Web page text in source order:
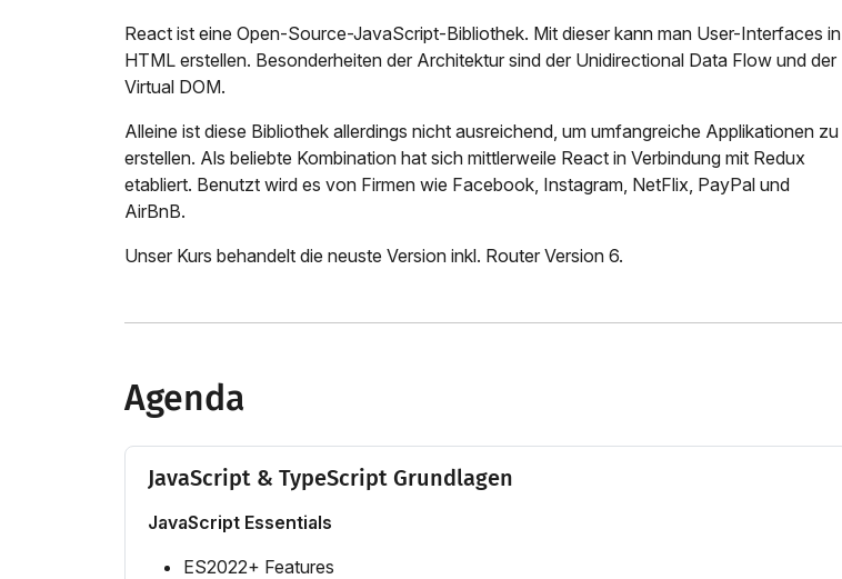
React ist eine Open-Source-JavaScript-Bibliothek. Mit dieser kann man User-Interfaces in
HTML erstellen. Besonderheiten der Architektur sind der Unidirectional Data Flow und der
Virtual DOM.
Alleine ist diese Bibliothek allerdings nicht ausreichend, um umfangreiche Applikationen zu
erstellen. Als beliebte Kombination hat sich mittlerweile React in Verbindung mit Redux
etabliert. Benutzt wird es von Firmen wie Facebook, Instagram, NetFlix, PayPal und
AirBnB.
Unser Kurs behandelt die neuste Version inkl. Router Version 6.
Agenda
JavaScript & TypeScript Grundlagen
JavaScript Essentials
ES2022+ Features